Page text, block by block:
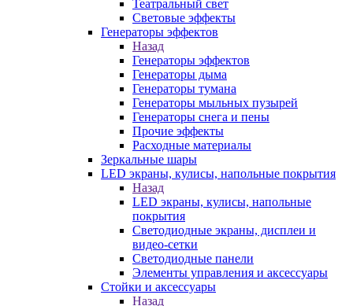
Театральный свет
Световые эффекты
Генераторы эффектов
Назад
Генераторы эффектов
Генераторы дыма
Генераторы тумана
Генераторы мыльных пузырей
Генераторы снега и пены
Прочие эффекты
Расходные материалы
Зеркальные шары
LED экраны, кулисы, напольные покрытия
Назад
LED экраны, кулисы, напольные
покрытия
Светодиодные экраны, дисплеи и
видео-сетки
Светодиодные панели
Элементы управления и аксессуары
Стойки и аксессуары
Назад